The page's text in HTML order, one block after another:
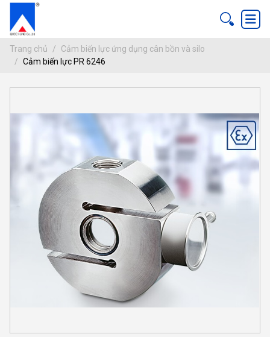
Trang chủ
Cảm biến lực ứng dụng cân bồn và silo
Cảm biến lực PR 6246